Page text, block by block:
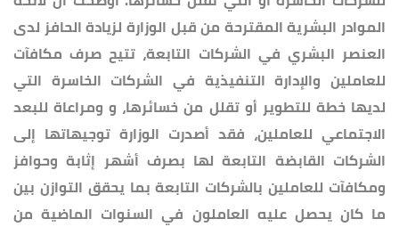
الموادر البشرية المقترحة من قبل الوزارة لزيادة الحافز لدى
العنصر البشري في الشركات التابعة، تتيح صرف مكافآت
للعاملين والإدارة التنفيذية في الشركات الخاسرة التي
لديها خطة للتطوير أو تقلل من خسائرها، و ومراعاة للبعد
الاجتماعي للعاملين، فقد أصدرت الوزارة توجيهاتها إلى
الشركات القابضة التابعة لها بصرف أشهر إثابة وحوافز
ومكافآت للعاملين بالشركات التابعة بما يحقق التوازن بين
ما كان يحصل عليه العاملون في السنوات الماضية من